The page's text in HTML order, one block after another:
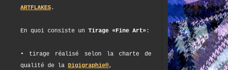
ARTFLAKES .
En quoi consiste un Tirage «Fine Art» :
• tirage réalisé selon la charte de
qualité de la Digigraphie®,